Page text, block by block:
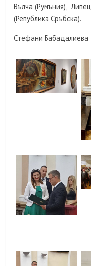
Вълча (Румъния),
(Република Сръбска).
Стефани Бабадалиева